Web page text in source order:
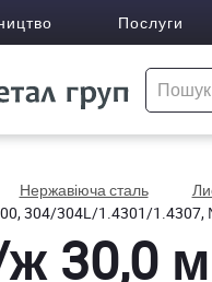
Послуги
Нержавіюча сталь
304/304L/1.4301/1.4307,
30,0